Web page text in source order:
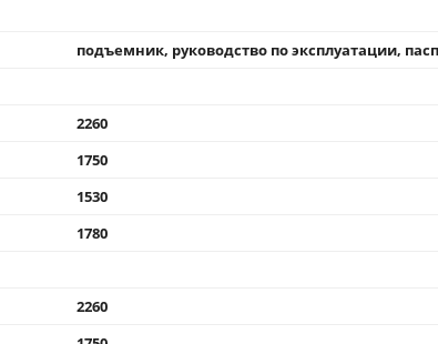
подъемник, руководство по эксплуатации,
2260
1750
1530
1780
2260